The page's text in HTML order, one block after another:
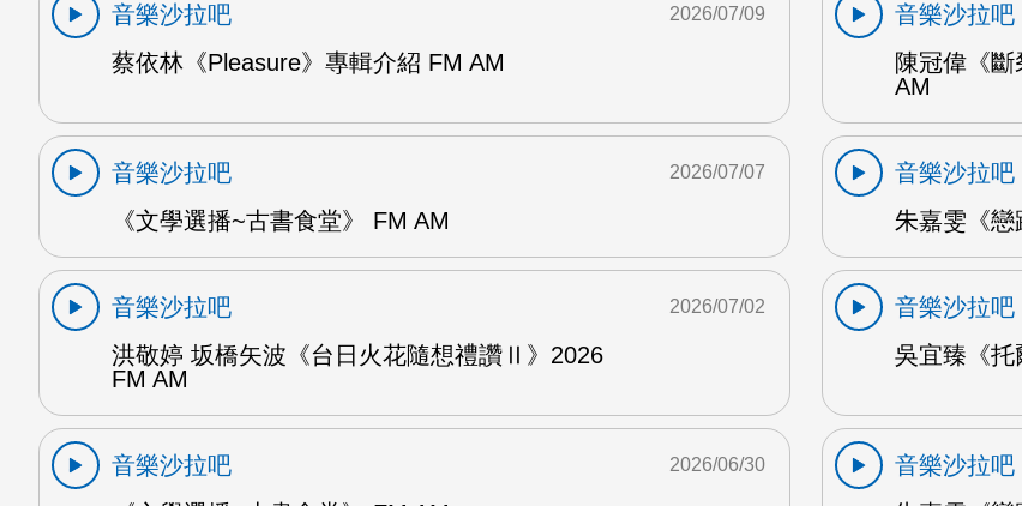
音樂沙拉吧
蔡依林《Pleasure》專輯介紹 FM AM
2026/07/09
音樂沙拉吧
陳冠偉《
AM
音樂沙拉吧
《文學選播~古書食堂》 FM AM
2026/07/07
音樂沙拉吧
朱嘉雯《戀
音樂沙拉吧
洪敬婷 坂橋矢波《台日火花隨想禮讚Ⅱ》2026
FM AM
2026/07/02
音樂沙拉吧
吳宜臻《托
音樂沙拉吧
2026/06/30
音樂沙拉吧